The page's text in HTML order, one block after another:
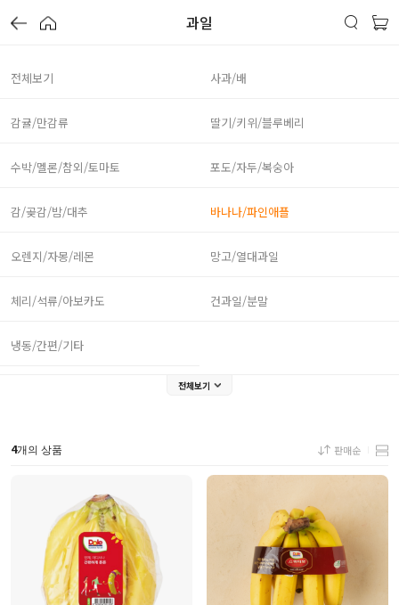
과일
전체보기 사과/배
감귤/만감류 딸기/키위/블루베리
수박/멜론/참외/토마토 포도/자두/복숭아
감/곶감/밤/대추 바나나/파인애플
오렌지/자몽/레몬 망고/열대과일
체리/석류/아보카도 건과일/분말
냉동/간편/기타
전체보기
4개의 상품 판매순